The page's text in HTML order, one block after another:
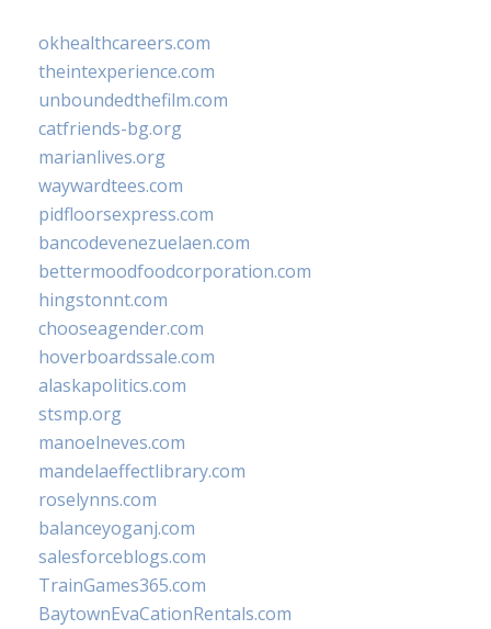
okhealthcareers.com
theintexperience.com
unboundedthefilm.com
catfriends-bg.org
marianlives.org
waywardtees.com
pidfloorsexpress.com
bancodevenezuelaen.com
bettermoodfoodcorporation.com
hingstonnt.com
chooseagender.com
hoverboardssale.com
alaskapolitics.com
stsmp.org
manoelneves.com
mandelaeffectlibrary.com
roselynns.com
balanceyoganj.com
salesforceblogs.com
TrainGames365.com
BaytownEvaCationRentals.com